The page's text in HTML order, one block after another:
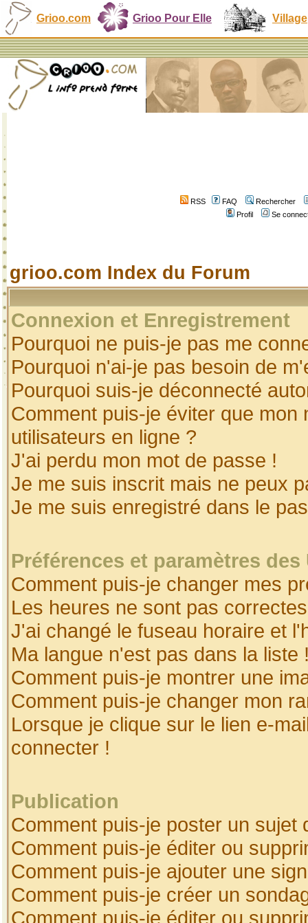
Grioo.com Grioo Pour Elle Village
RSS FAQ
Rechercher
Profil
Se
grioo.com Index du Forum
Connexion et Enregistrement
Pourquoi ne puis-je pas me
Pourquoi n'ai-je pas besoin de
Pourquoi suis-je déconnecté
Comment puis-je éviter que
utilisateurs en ligne ?
J'ai perdu mon mot de passe !
Je me suis inscrit mais ne peux
Je me suis enregistré dans le
Préférences et paramètres
Comment puis-je changer mes
Les heures ne sont pas
J'ai changé le fuseau horaire et
Ma langue n'est pas dans la liste
Comment puis-je montrer une
Comment puis-je changer mon
Lorsque je clique sur le lien e-
connecter !
Publication
Comment puis-je poster un sujet
Comment puis-je éditer ou
Comment puis-je ajouter une
Comment puis-je créer un
Comment puis-je éditer ou